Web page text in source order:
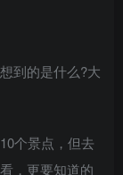
到的是什么?大
个景点，但去
，更要知道的